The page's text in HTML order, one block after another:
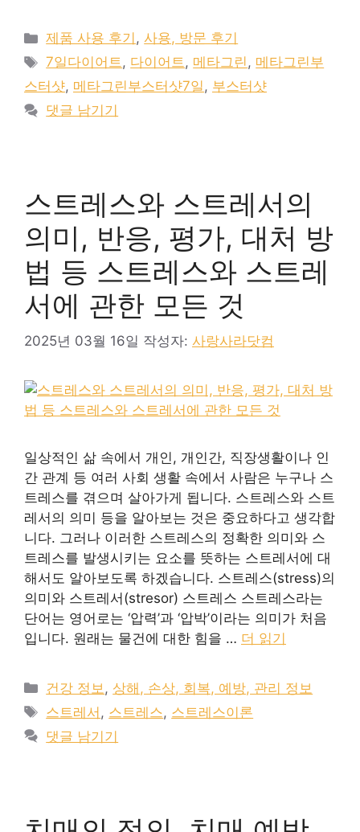
카
테
리
제품 사용 후기 ,사용, 방문 후기
태
그
7일다이어트, 다이어트, 메타그린, 메타그린부
스터샷, 메타그린부스터샷7일, 부스터샷
댓글 남기기
스트레스와 스트레서의
의미, 반응, 평가, 대처 방
법 등 스트레스와 스트레
서에 관한 모든 것
2025년 03월 16일 작성자: 사랑사라닷컴
일상적인 삶 속에서 개인, 개인간, 직장생활이나 인
간 관계 등 여러 사회 생활 속에서 사람은 누구나 스
트레스를 겪으며 살아가게 됩니다. 스트레스와 스트
레서의 의미 등을 알아보는 것은 중요하다고 생각합
니다. 그러나 이러한 스트레스의 정확한 의미와 스
트레스를 발생시키는 요소를 뜻하는 스트레서에 대
해서도 알아보도록 하겠습니다. 스트레스(stress)의
의미와 스트레서(stresor) 스트레스 스트레스라는
단어는 영어로는 ‘압력’과 ‘압박’이라는 의미가 처음
입니다. 원래는 물건에 대한 힘을 … 더 읽기
카
테
리
건강 정보 , 상해, 손상, 회복, 예방, 관리 정보
태
그
스트레서 , 스트레스, 스트레스이론
댓글 남기기